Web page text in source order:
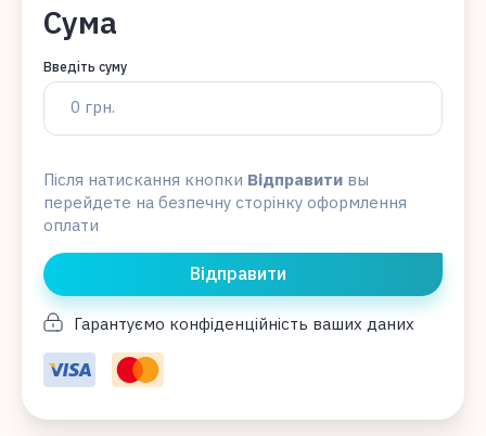
Сума
Введіть суму
Після натискання кнопки Вiдправити вы
перейдете на безпечну сторінку оформлення
оплати
Відправити
Гарантуємо конфіденційність ваших даних